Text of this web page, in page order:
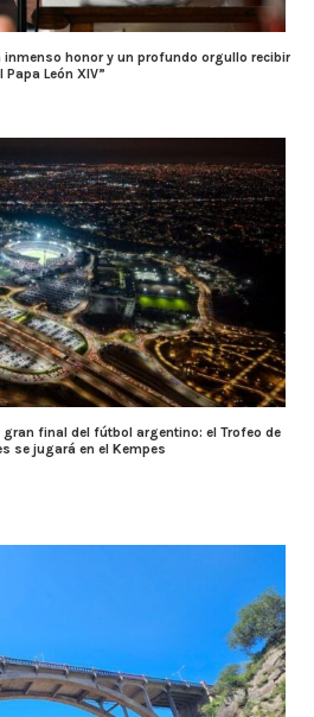
inmenso honor y un profundo orgullo recibir
Papa León XIV”
gran final del fútbol argentino: el Trofeo de
se jugará en el Kempes